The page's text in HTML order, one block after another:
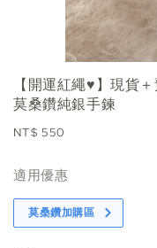
【開運紅繩♥️】現貨
莫桑鑽純銀手鍊
Regular
NT$ 550
適用優惠
莫桑鑽加購區